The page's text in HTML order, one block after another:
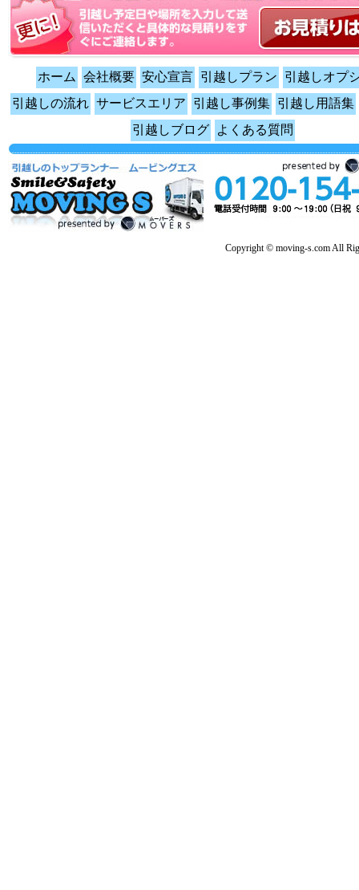
ホーム 会社概要 安心宣言 引越しプラン
引越しオプ
引越しの流れ サービスエリア 引越し事例集 引越し用語集
引越しブログ
よくある質問
Copyright © moving-s.com All